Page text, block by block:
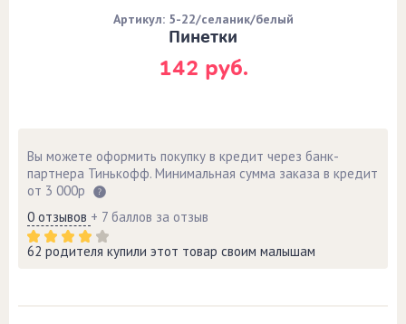
142 руб.
Пинетки
Артикул: 5-22/селаник/белый
Вы можете оформить покупку в кредит через банк-
партнера Тинькофф. Минимальная сумма заказа в кредит
от 3 000р
0 отзывов + 7 баллов за отзыв
62 родителя купили этот товар своим малышам